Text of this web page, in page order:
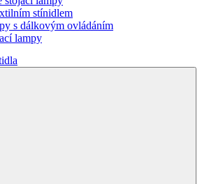
stínidlem
s dálkovým ovládáním
lampy